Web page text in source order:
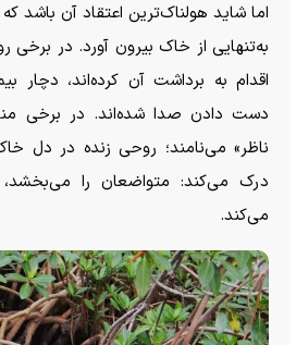
اما شاید هولناک‌ترین اعتقاد آن باشد
به‌تنهایی از خاک بیرون آورد. در برخی
اقدام به برداشت آن کرده‌اند، دچار
دست دادن صدا شده‌اند. در برخی
ناظر» می‌نامند؛ روحی زنده در دل
درک می‌کند: متواضعان را می‌بخشد،
می‌کند.